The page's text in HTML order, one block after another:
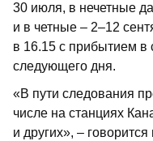
30 июля, в нечетные
и в четные – 2–12
в 16.15 с прибытием в
следующего дня.
«В пути следования
числе на станциях
и других», –